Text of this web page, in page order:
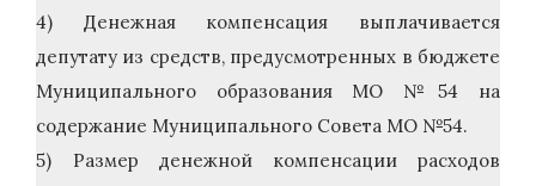
4) Денежная компенсация выплачивается
депутату из средств, предусмотренных в бюджете
Муниципального образования МО №54 на
содержание Муниципального Совета МО №54.
5) Размер денежной компенсации расходов